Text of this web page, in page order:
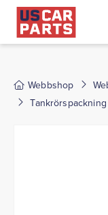
Webbshop